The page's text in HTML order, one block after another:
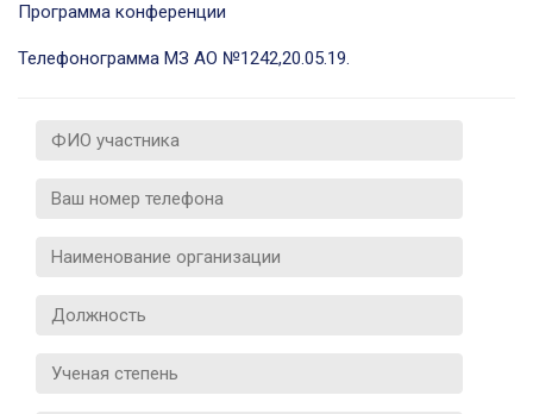
Программа конференции
Телефонограмма МЗ АО №1242,20.05.19.